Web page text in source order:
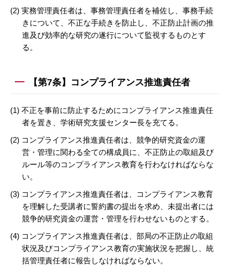
(2) 実務管理責任者は、事務管理責任者を補佐し、事務手続
きについて、不正な手続きを防止し、不正防止計画の推
進及び効率的な研究の遂行について監視するものとす
る。
【第7条】コンプライアンス推進責任者
(1) 不正を事前に防止するためにコンプライアンス推進責任
者を置き、学術研究支援センター長を充てる。
(2) コンプライアンス推進責任者は、競争的研究資金の運
営・管理に関わる全ての構成員に、不正防止の取組及び
ルール等のコンプライアンス教育を行わなければならな
い。
(3) コンプライアンス推進責任者は、コンプライアンス教育
を理解した受講者に誓約書の提出を求め、未提出者には
競争的研究資金の運営・管理を行わせないものとする。
(4) コンプライアンス推進責任者は、部局の不正防止の取組
状況及びコンプライアンス教育の実施状況を把握し、統
括管理責任者に報告しなければならない。